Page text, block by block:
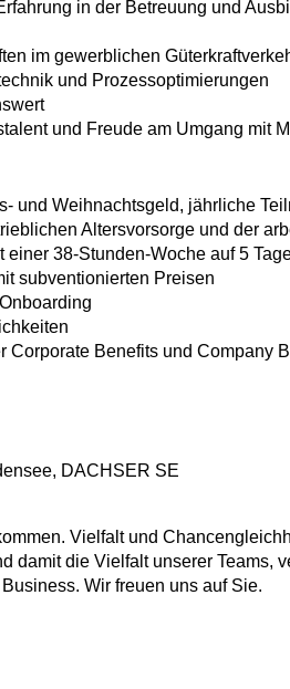
in der Betreuung und
im gewerblichen
und Prozessoptimierungen
und Freude am Umgang mit
und Weihnachtsgeld, jährliche
Altersvorsorge und der
38-Stunden-Woche auf 5
subventionierten Preisen
Corporate Benefits und Company
DACHSER SE
Vielfalt und
damit die Vielfalt unserer Teams,
Wir freuen uns auf Sie.